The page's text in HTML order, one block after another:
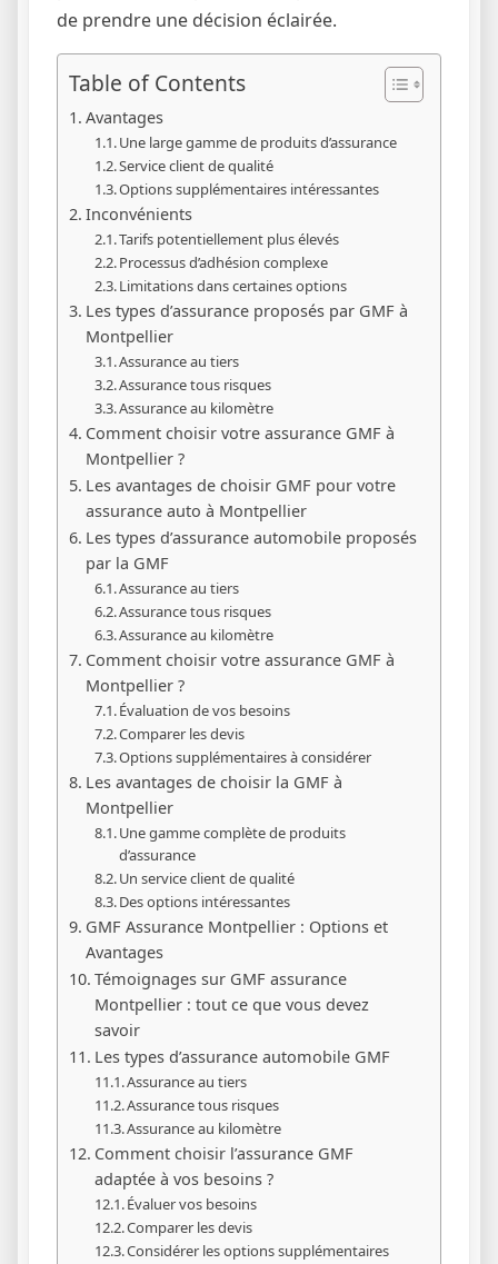
de prendre une décision éclairée.
Table of Contents
Avantages
Une large gamme de produits d’assurance
Service client de qualité
Options supplémentaires intéressantes
Inconvénients
Tarifs potentiellement plus élevés
Processus d’adhésion complexe
Limitations dans certaines options
Les types d’assurance proposés par GMF à
Montpellier
Assurance au tiers
Assurance tous risques
Assurance au kilomètre
Comment choisir votre assurance GMF à
Montpellier ?
Les avantages de choisir GMF pour votre
assurance auto à Montpellier
Les types d’assurance automobile proposés
par la GMF
Assurance au tiers
Assurance tous risques
Assurance au kilomètre
Comment choisir votre assurance GMF à
Montpellier ?
Évaluation de vos besoins
Comparer les devis
Options supplémentaires à considérer
Les avantages de choisir la GMF à
Montpellier
Une gamme complète de produits
d’assurance
Un service client de qualité
Des options intéressantes
GMF Assurance Montpellier : Options et
Avantages
Témoignages sur GMF assurance
Montpellier : tout ce que vous devez
savoir
Les types d’assurance automobile GMF
Assurance au tiers
Assurance tous risques
Assurance au kilomètre
Comment choisir l’assurance GMF
adaptée à vos besoins ?
Évaluer vos besoins
Comparer les devis
Considérer les options supplémentaires